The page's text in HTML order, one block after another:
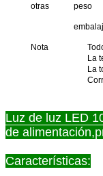
otras peso
Nota
La
La
Luz de luz LED
de
Características: